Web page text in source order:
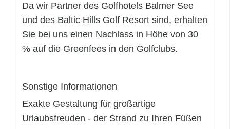
Da wir Partner des Golfhotels Balmer See
und des Baltic Hills Golf Resort sind, erhalten
Sie bei uns einen Nachlass in Höhe von 30
% auf die Greenfees in den Golfclubs.
Sonstige Informationen
Exakte Gestaltung für großartige
Urlaubsfreuden - der Strand zu Ihren Füßen